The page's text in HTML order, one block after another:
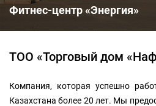
Фитнес-центр «Энергия»
ТОО «Торговый дом
Компания, которая успешно
Казахстана более 20 лет. Мы